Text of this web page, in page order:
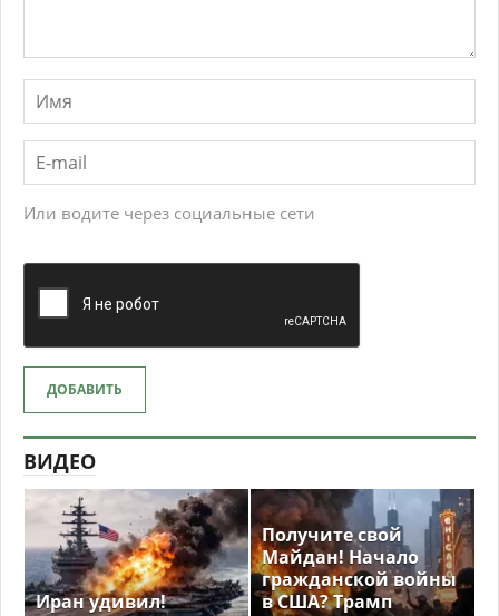
Или водите через социальные сети
ДОБАВИТЬ
ВИДЕО
Иран удивил!
Получите свой
Майдан! Начало
гражданской войны
в США? Трамп